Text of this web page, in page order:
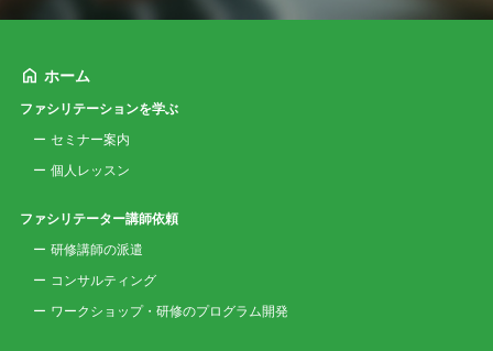
ホーム
ファシリテーションを学ぶ
セミナー案内
個人レッスン
ファシリテーター講師依頼
研修講師の派遣
コンサルティング
ワークショップ・研修のプログラム開発